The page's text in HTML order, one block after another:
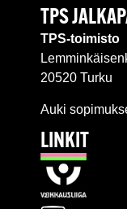
TPS
TPS-toimisto
20520 Turku
Auki
LINKIT